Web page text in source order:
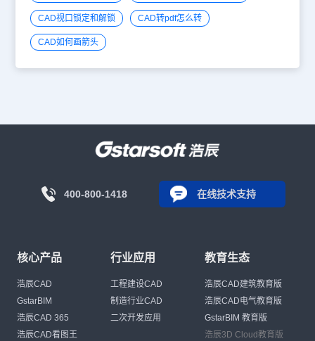
CAD视口锁定和解锁 CAD转pdf怎么转
CAD如何画箭头
400-800-1418 在线技术支持
核心产品
浩辰CAD
GstarBIM
浩辰CAD 365
浩辰CAD看图王
行业应用
工程建设CAD
制造行业CAD
二次开发应用
教育生态
浩辰CAD建筑教育版
浩辰CAD电气教育版
GstarBIM 教育版
浩辰3D Cloud教育版